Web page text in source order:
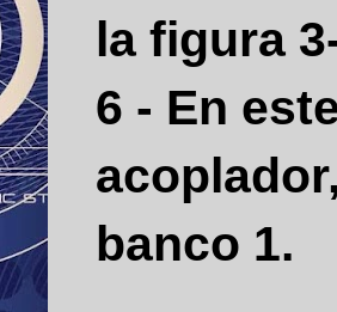
la figura
6 - En
banco 1.